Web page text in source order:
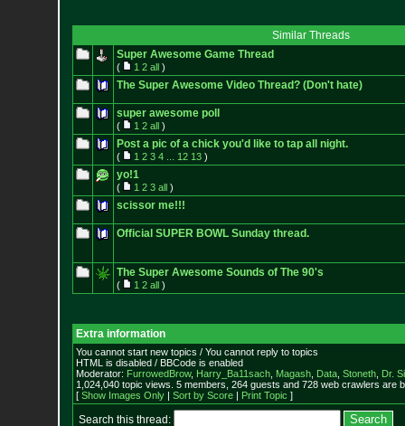
Similar Threads
Super Awesome Game Thread
( 1 2 all)
The Super Awesome Video Thread? (Don't hate)
super awesome poll
( 1 2 all)
Post a pic of a chick you'd like to tap all night.
( 1 2 3 4 12 13)
yo!1
( 1 2 3 all)
scissor me!!!
Official SUPER BOWL Sunday thread.
The Super Awesome Sounds of The 90's
( 1 2 all)
Extra information
You cannot start new topics / You cannot reply to topics
HTML is disabled / BBCode is enabled
Moderator: FurrowedBrow, Harry_Ba11sach, Magash, Data, Stoneth, Dr.
1,024,040 topic views. 5 members, 264 guests and 728 web crawlers are
[ Show Images Only| Sort by Score| Print Topic ]
Search this thread: